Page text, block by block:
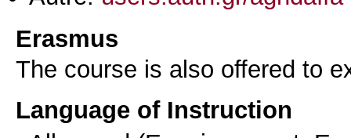
Erasmus
The course is also offered to
Language of Instruction